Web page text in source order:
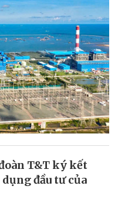
T&T ký kết
đầu tư của